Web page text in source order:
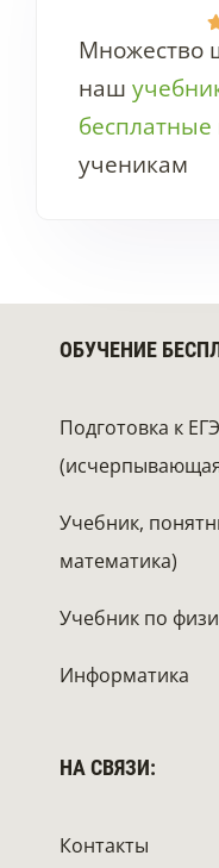
Множество
наш
ученикам
ОБУЧЕНИЕ
Подготовка к
Учебник,
математика)
Учебник по
Информатика
НА СВЯЗИ:
Контакты